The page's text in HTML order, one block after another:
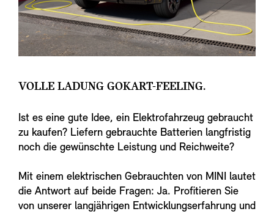
VOLLE LADUNG GOKART-FEELING.
Ist es eine gute Idee, ein Elektrofahrzeug gebraucht
zu kaufen? Liefern gebrauchte Batterien langfristig
noch die gewünschte Leistung und Reichweite?
Mit einem elektrischen Gebrauchten von MINI lautet
die Antwort auf beide Fragen: Ja. Profitieren Sie
von unserer langjährigen Entwicklungserfahrung und